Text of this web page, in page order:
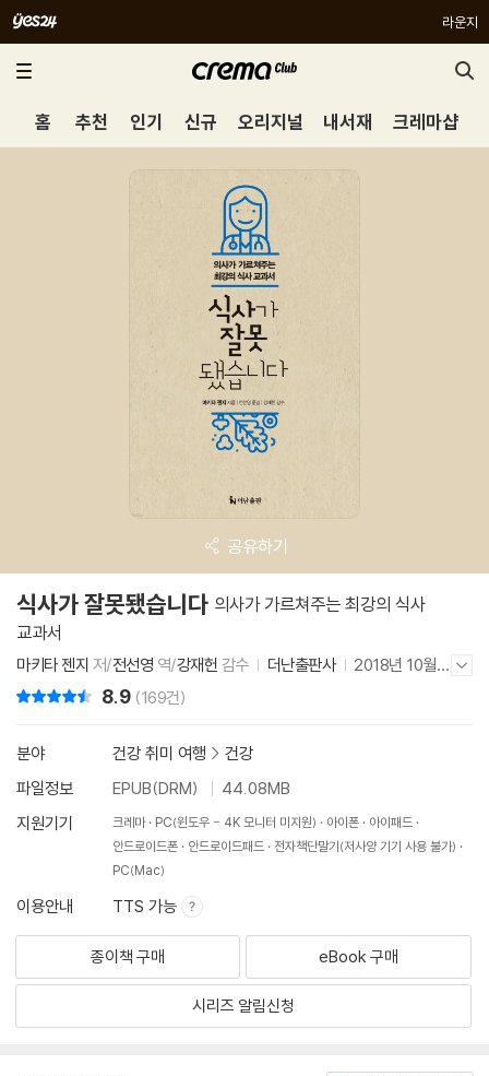
라운지
홈 추천 인기 신규 오리지널 내서재 크레마샵
공유하기
식사가 잘못됐습니다 의사가 가르쳐주는 최강의 식사
교과서
마키타 젠지 저/전선영 역/강재헌 감수 더난출판사
2018년 10월 1
8일
8.9 (169건)
분야 건강 취미 여행 > 건강
파일정보
EPUB(DRM)
44.08MB
지원기기
크레마 PC(윈도우 - 4K 모니터 미지원) 아이폰
아이패드
안드로이드폰
안드로이드패드
전자책단말기(저사양 기기 사용 불가)
PC(Mac)
이용안내 TTS 가능
종이책 구매 eBook 구매
시리즈 알림신청